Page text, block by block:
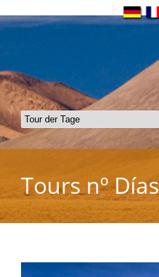
Tours nº Días